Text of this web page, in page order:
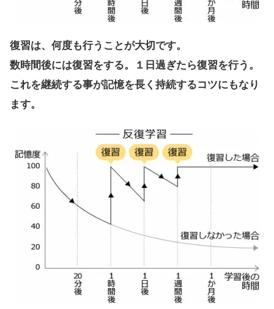
復習は、何度も行うことが大切です。
数時間後には復習をする。１日過ぎたら復習を行う。
これを継続する事が記憶を長く持続するコツにもなり
ます。